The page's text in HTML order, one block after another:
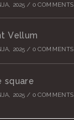
2025 / 0 COMMENTS
Vellum
2025 / 0 COMMENTS
square
2025 / 0 COMMENTS